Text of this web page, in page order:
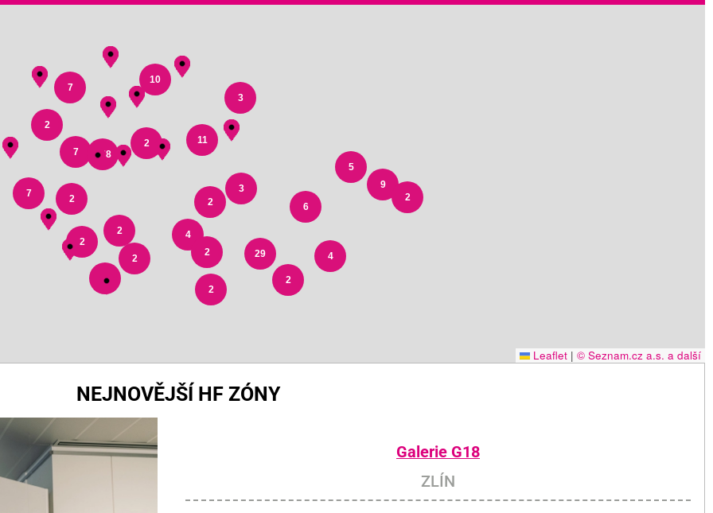
2
2
5
9
2
6
4
2
2
4
2
29
3
3
10
11
2
7
7
2
2
3
2
2
7 178
Leaflet | © Seznam.cz a.s. a další
NEJNOVĚJŠÍ HF ZÓNY
Galerie G18
ZLÍN